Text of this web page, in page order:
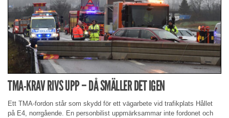
TMA-KRAV RIVS UPP – DÅ SMÄLLER DET IGEN
Ett TMA-fordon står som skydd för ett vägarbete vid trafikplats Hållet
på E4, norrgående. En personbilist uppmärksammar inte fordonet och